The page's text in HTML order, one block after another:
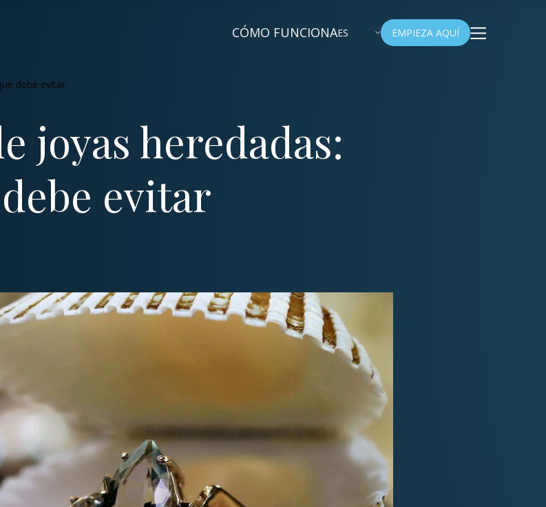
CÓMO FUNCIONAES EMPIEZA AQUÍ
debe evitar
joyas heredadas:
evitar